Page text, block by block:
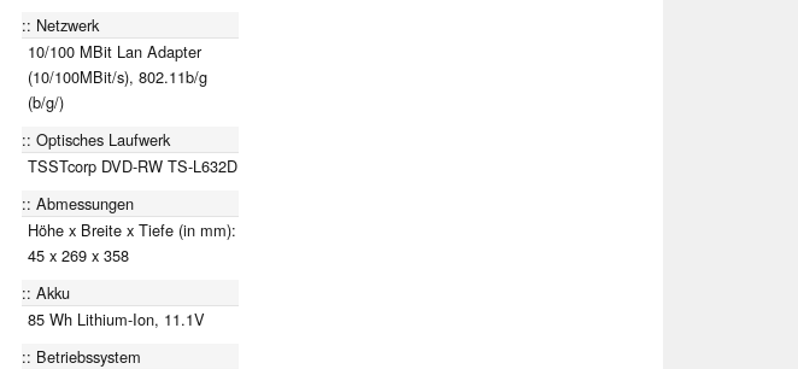
Netzwerk
10/100 MBit Lan Adapter
(10/100MBit/s), 802.11b/g
(b/g/)
Optisches Laufwerk
TSSTcorp DVD-RW TS-L632D
Abmessungen
Höhe x Breite x Tiefe (in mm):
45 x 269 x 358
Akku
85 Wh Lithium-Ion, 11.1V
Betriebssystem